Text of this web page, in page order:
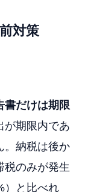
対策
書だけは期限
が期限内であ
。納税は後か
税のみが発生
）と比べれ